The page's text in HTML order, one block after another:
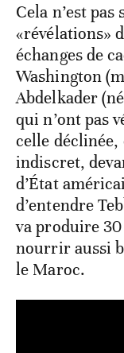
Cela n’est
«révélations»
échanges de
Washington
Abdelkader
qui n’ont pas
celle
indiscret,
d’État
d’entendre
va produire
nourrir aussi
le Maroc.